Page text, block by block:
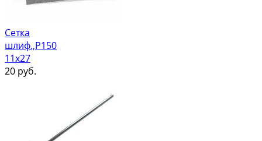
Сетка
шлиф.,Р150
11х27
20 руб.